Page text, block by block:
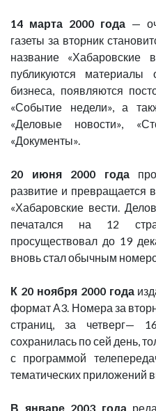
14 марта 2000 года —
газеты за вторник
название
публикуются
бизнеса, появляются
«Событие недели», а
«Деловые новости»,
«Документы».
20 июня 2000 года
развитие и превращается
«Хабаровские вести.
печатался на 12
просуществовал до 19
вновь стал обычным
К 20 ноября 2000 года
формат А3. Номера за
страниц, за четверг—
сохранилась по сей день,
с программой
тематических приложений
В январе 2003 года